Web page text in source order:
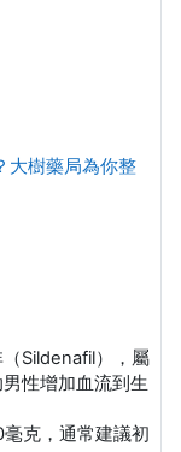
大樹藥局為你整
Sildenafil），屬
性增加血流到生
克，通常建議初